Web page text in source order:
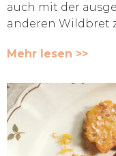
auch mit der
anderen Wildbret
Mehr lesen >>